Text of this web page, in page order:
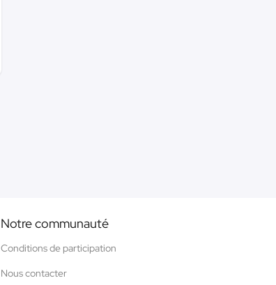
Notre communauté
Conditions de participation
Nous contacter